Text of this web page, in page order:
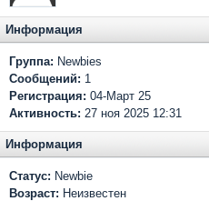
Информация
Группа: Newbies
Сообщений: 1
Регистрация: 04-Март 25
Активность: 27 ноя 2025 12:31
Информация
Статус: Newbie
Возраст: Неизвестен